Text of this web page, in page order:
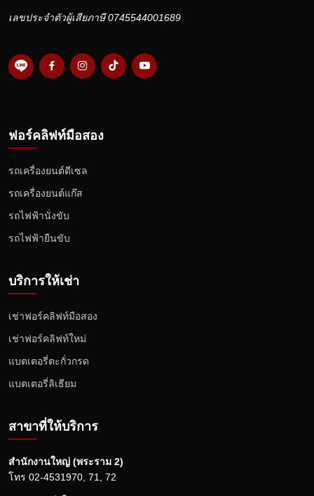
เลขประจำตัวผู้เสียภาษี 0745544001689
ฟอร์คลิฟท์มือสอง
รถเครื่องยนต์ดีเซล
รถเครื่องยนต์แก๊ส
รถไฟฟ้านั่งขับ
รถไฟฟ้ายืนขับ
บริการให้เช่า
เช่าฟอร์คลิฟท์มือสอง
เช่าฟอร์คลิฟท์ใหม่
แบตเตอรี่ตะกั่วกรด
แบตเตอรี่ลิเธียม
สาขาที่ให้บริการ
สำนักงานใหญ่ (พระราม 2)
โทร 02-4531970 71
72